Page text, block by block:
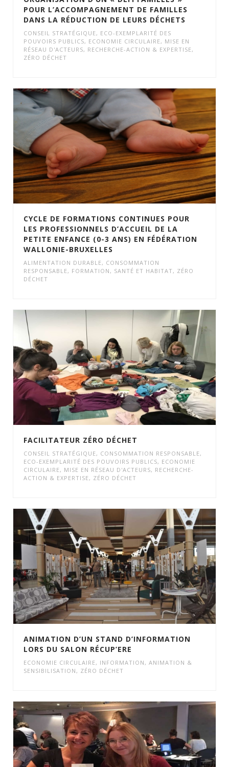
POUR L’ACCOMPAGNEMENT DE FAMILLES
DANS LA RÉDUCTION DE LEURS DÉCHETS
CONSEIL STRATÉGIQUE, ECO-EXEMPLARITÉ DES
POUVOIRS PUBLICS, ECONOMIE CIRCULAIRE, MISE EN
RÉSEAU D'ACTEURS, RECHERCHE-ACTION & EXPERTISE,
ZÉRO DÉCHET
CYCLE DE FORMATIONS CONTINUES POUR
LES PROFESSIONNELS D’ACCUEIL DE LA
PETITE ENFANCE (0-3 ANS) EN FÉDÉRATION
WALLONIE-BRUXELLES
ALIMENTATION DURABLE, CONSOMMATION
RESPONSABLE, FORMATION , SANTÉ ET HABITAT, ZÉRO
DÉCHET
FACILITATEUR ZÉRO DÉCHET
CONSEIL STRATÉGIQUE, CONSOMMATION RESPONSABLE,
ECO-EXEMPLARITÉ DES POUVOIRS PUBLICS, ECONOMIE
CIRCULAIRE, MISE EN RÉSEAU D'ACTEURS, RECHERCHE-
ACTION & EXPERTISE, ZÉRO DÉCHET
ANIMATION D’UN STAND D’INFORMATION
LORS DU SALON RÉCUP’ERE
ECONOMIE CIRCULAIRE, INFORMATION, ANIMATION &
SENSIBILISATION , ZÉRO DÉCHET